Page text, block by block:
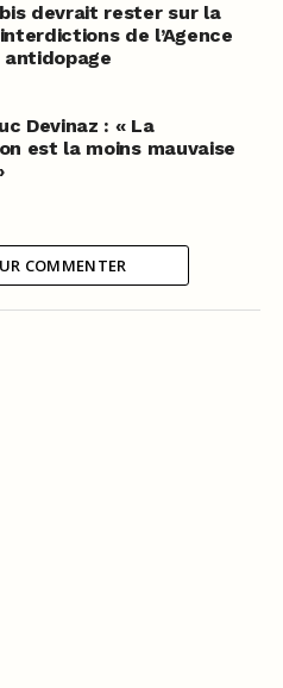
devrait rester sur la
de l’Agence
antidopage
Devinaz : « La
est la moins mauvaise
COMMENTER